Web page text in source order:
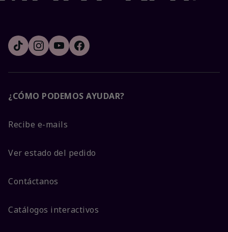
¿CÓMO PODEMOS AYUDAR?
Recibe e-mails
Ver estado del pedido
Contáctanos
Catálogos interactivos